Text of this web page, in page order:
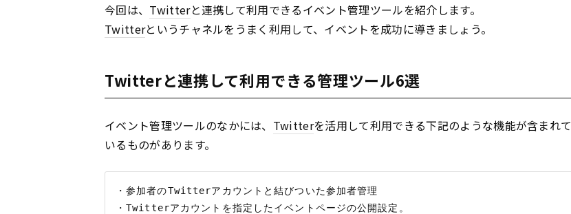
今回は、 Twitterと連携して利用できるイベント管理ツールを紹介します。
Twitterというチャネルをうまく利用して、イベントを成功に導きましょう。
Twitterと連携して利用できる管理ツール6選
イベント管理ツールのなかには、 Twitterを活用して利用できる下記のような機能が含まれて
いるものがあります。
・参加者のTwitterアカウントと結びついた参加者管理
・Twitterアカウントを指定したイベントページの公開設定。